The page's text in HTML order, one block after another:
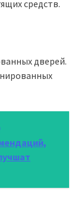
средств.
дверей.